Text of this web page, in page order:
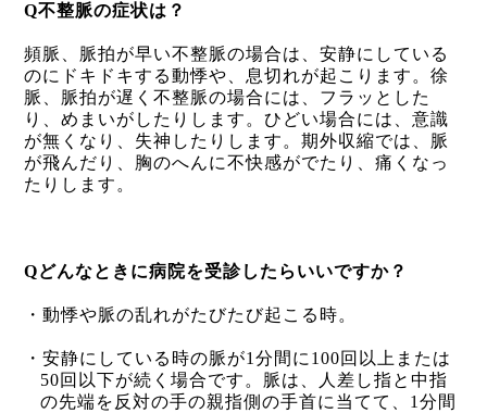
Q不整脈の症状は？
頻脈、脈拍が早い不整脈の場合は、安静にしている
のにドキドキする動悸や、息切れが起こります。徐
脈、脈拍が遅く不整脈の場合には、フラッとした
り、めまいがしたりします。ひどい場合には、意識
が無くなり、失神したりします。期外収縮では、脈
が飛んだり、胸のへんに不快感がでたり、痛くなっ
たりします。
Qどんなときに病院を受診したらいいですか？
・動悸や脈の乱れがたびたび起こる時。
・安静にしている時の脈が1 分間に 100回以上または
50回以下が続く場合です。脈は、人差し指と中指
の先端を反対の手の親指側の手首に当てて、 1 分間